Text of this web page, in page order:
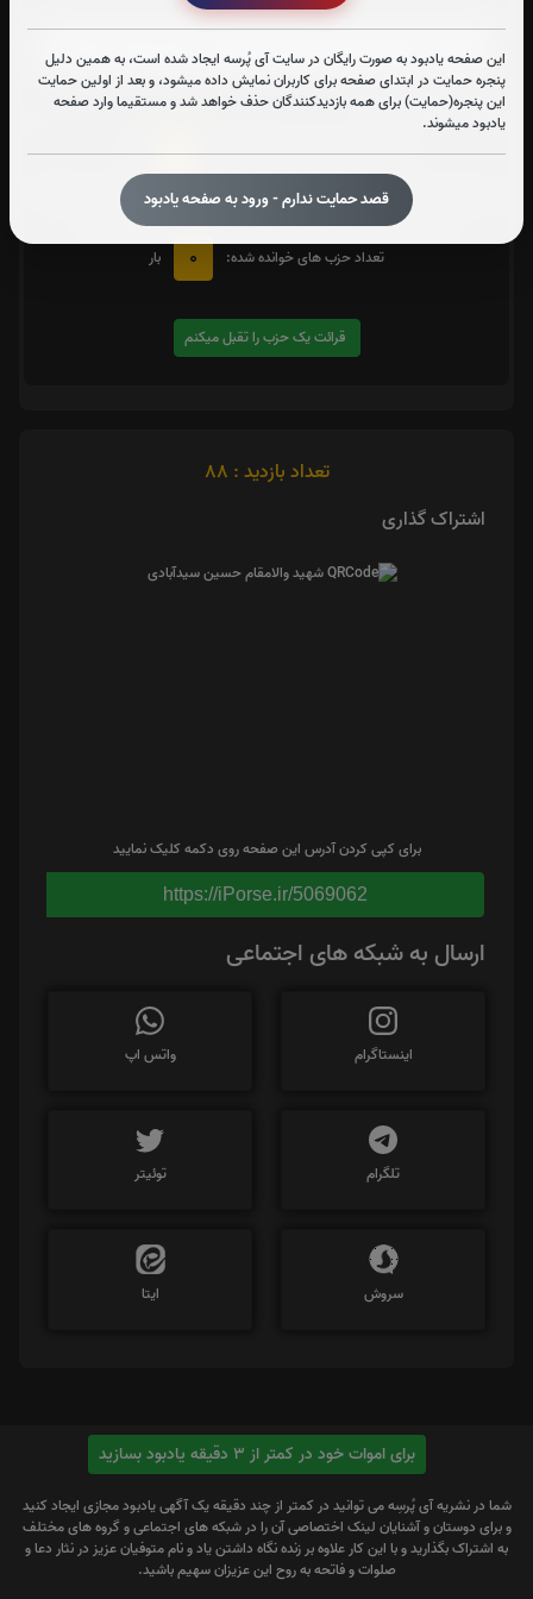
این صفحه یادبود به صورت رایگان در سایت آی پُرسه ایجاد شده است، به همین دلیل
پنجره حمایت در ابتدای صفحه برای کاربران نمایش داده میشود، و بعد از اولین حمایت
این پنجره(حمایت) برای همه بازدیدکنندگان حذف خواهد شد و مستقیما وارد صفحه
یادبود میشوند.
قصد حمایت ندارم - ورود به صفحه یادبود
زیارت شهدا
متن زیارت شهدا
تعداد دفعات ختم کل قرآن: 0 بار
در صورت تمایل با کلیک بر روی دکمه زیر قرائتیک حزبرا تقبل کنید. بعد از کلیک
کردن سامانه شماره و صوت اولین حزب خوانده نشده را نمایش میدهد
تعداد حزب های خوانده شده:
0 بار
قرائت یک حزب را تقبل میکنم
تعداد بازدید : 88
اشتراک گذاری
برای کپی کردن آدرس این صفحه روی دکمه کلیک نمایید
https://iPorse.ir/5069062
ارسال به شبکه های اجتماعی
اینستاگرام واتس اپ
تلگرام توئیتر
سروش ایتا
برای اموات خود در کمتر از 3 دقیقه یادبود بسازید
شما در نشریه آی پُرسِه می توانید در کمتر از چند دقیقه یک آگهی یادبود مجازی ایجاد کنید
و برای دوستان و آشنایان لینک اختصاصی آن را در شبکه های اجتماعی و گروه های مختلف
به اشتراک بگذارید و با این کار علاوه بر زنده نگاه داشتن یاد و نام متوفیان عزیز در نثار دعا و
صلوات و فاتحه به روح این عزیزان سهیم باشید.